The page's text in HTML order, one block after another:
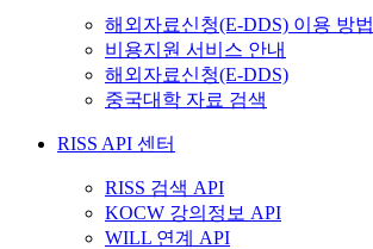
해외자료신청(E-DDS) 이용 방법
비용지원 서비스 안내
해외자료신청(E-DDS)
중국대학 자료 검색
RISS API 센터
RISS 검색 API
KOCW 강의정보 API
WILL 연계 API